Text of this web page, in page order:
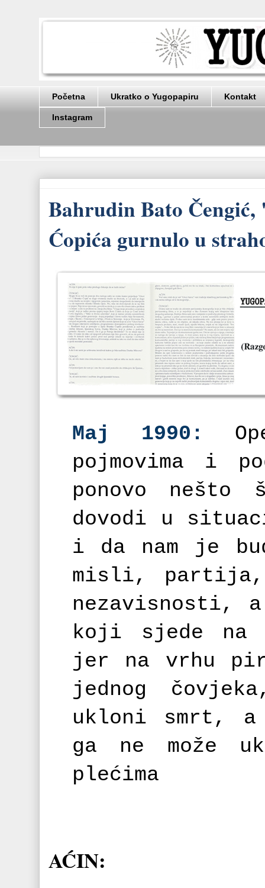
Početna Ukratko o Yugopapiru Kontakt
Instagram
Bahrudin Bato
Ćopića gurnulo u
Maj 1990:
pojmovima i
ponovo
dovodi u
i da nam je
misli,
nezavisnosti,
koji sjede na
jer na vrhu
jednog
ukloni smrt,
ga ne može
plećima
AĆIN: